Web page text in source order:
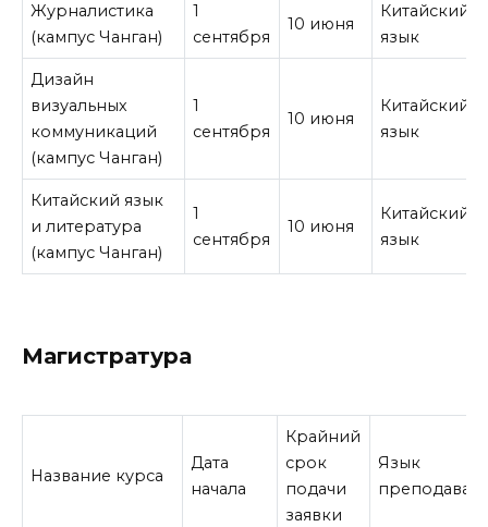
Журналистика
(кампус Чанган)
1
сентября
10 июня
Китайский
язык
Дизайн
визуальных
коммуникаций
(кампус Чанган)
1
сентября
10 июня
Китайский
язык
Китайский язык
и литература
(кампус Чанган)
1
сентября
10 июня
Китайский
язык
Магистратура
Название курса
Дата
начала
Крайний
срок
подачи
заявки
Язык